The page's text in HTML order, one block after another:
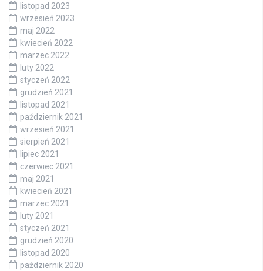
listopad 2023
wrzesień 2023
maj 2022
kwiecień 2022
marzec 2022
luty 2022
styczeń 2022
grudzień 2021
listopad 2021
październik 2021
wrzesień 2021
sierpień 2021
lipiec 2021
czerwiec 2021
maj 2021
kwiecień 2021
marzec 2021
luty 2021
styczeń 2021
grudzień 2020
listopad 2020
październik 2020